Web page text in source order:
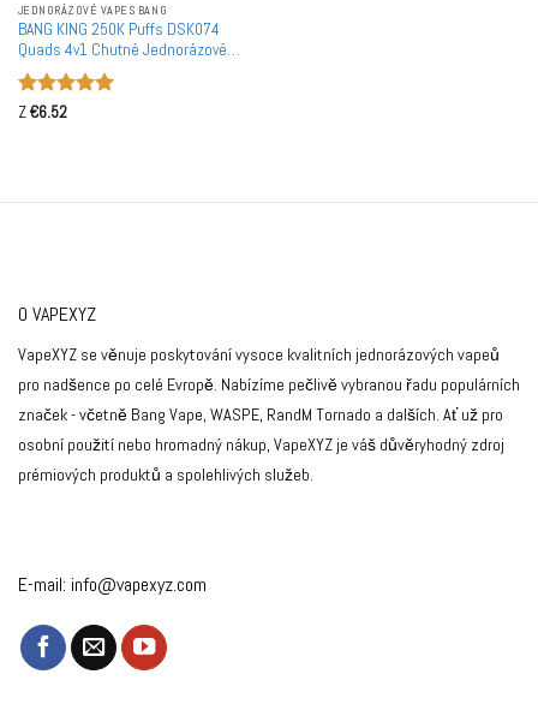
JEDNORÁZOVÉ VAPES BANG
BANG KING 250K Puffs DSK074
Quads 4v1 Chutné Jednorázové
Vapes Velkoobchodní Nákup
250000 Puffs Quad Systém Mesh
Cívka
Hodnocení
Z€6.52
O VAPEXYZ
VapeXYZ se věnuje poskytování vysoce kvalitních jednorázových vapeů
pro nadšence po celé Evropě. Nabízíme pečlivě vybranou řadu populárních
značek - včetně Bang Vape, WASPE, RandM Tornado a dalších. Ať už pro
osobní použití nebo hromadný nákup, VapeXYZ je váš důvěryhodný zdroj
prémiových produktů a spolehlivých služeb.
E-mail: info@vapexyz.com